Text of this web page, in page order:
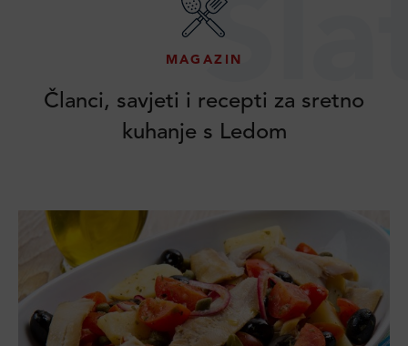
MAGAZIN
Članci, savjeti i recepti za sretno
kuhanje s Ledom